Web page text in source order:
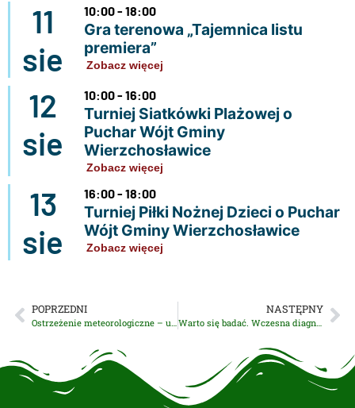
11
sie
10:00 - 18:00
Gra terenowa „Tajemnica listu
premiera”
Zobacz więcej
12
sie
10:00 - 16:00
Turniej Siatkówki Plażowej o
Puchar Wójt Gminy
Wierzchosławice
Zobacz więcej
13
sie
16:00 - 18:00
Turniej Piłki Nożnej Dzieci o Puchar
Wójt Gminy Wierzchosławice
Zobacz więcej
POPRZEDNI NASTĘPNY